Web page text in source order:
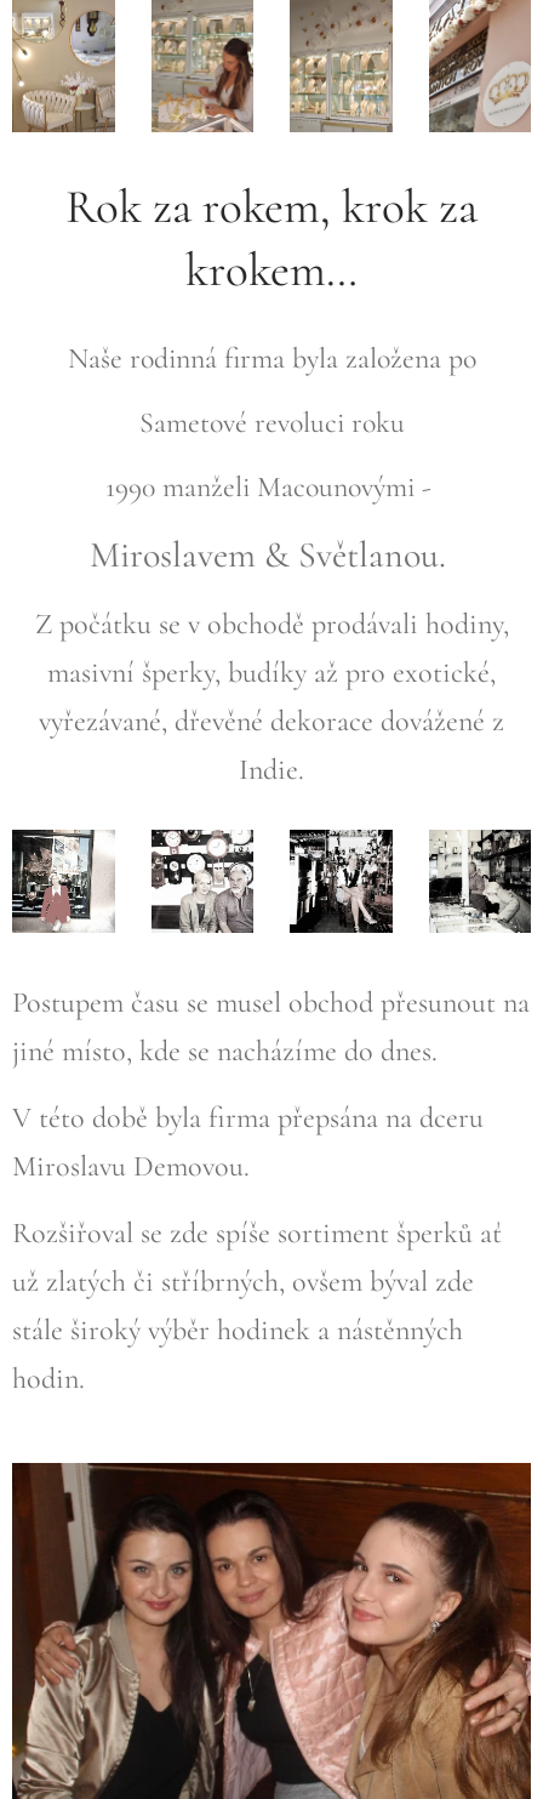
Rok za rokem, krok za
krokem…
Naše rodinná firma byla založena po
Sametové revoluci roku
1990 manželi Macounovými -
Miroslavem & Světlanou.
Z počátku se v obchodě prodávali hodiny,
masivní šperky, budíky až pro exotické,
vyřezávané, dřevěné dekorace dovážené z
Indie.
Postupem času se musel obchod přesunout na
jiné místo, kde se nacházíme do dnes.
V této době byla firma přepsána na dceru
Miroslavu Demovou.
Rozšiřoval se zde spíše sortiment šperků ať
už zlatých či stříbrných, ovšem býval zde
stále široký výběr hodinek a nástěnných
hodin.